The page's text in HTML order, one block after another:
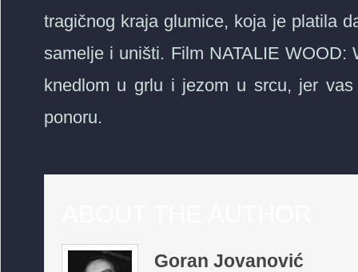
tragičnog kraja glumice, koja je platila
samelje i uništi. Film NATALIE
knedlom u grlu i jezom u srcu, jer
ponoru.
Goran Jovanović